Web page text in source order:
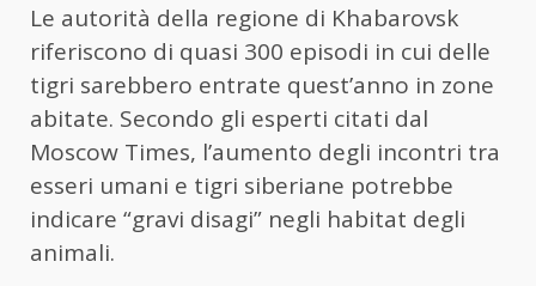
Le autorità della regione di Khabarovsk
riferiscono di quasi 300 episodi in cui delle
tigri sarebbero entrate quest’anno in zone
abitate. Secondo gli esperti citati dal
Moscow Times, l’aumento degli incontri tra
esseri umani e tigri siberiane potrebbe
indicare “gravi disagi” negli habitat degli
animali.